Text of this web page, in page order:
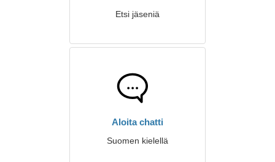
Etsi jäseniä
Aloita chatti
Suomen kielellä